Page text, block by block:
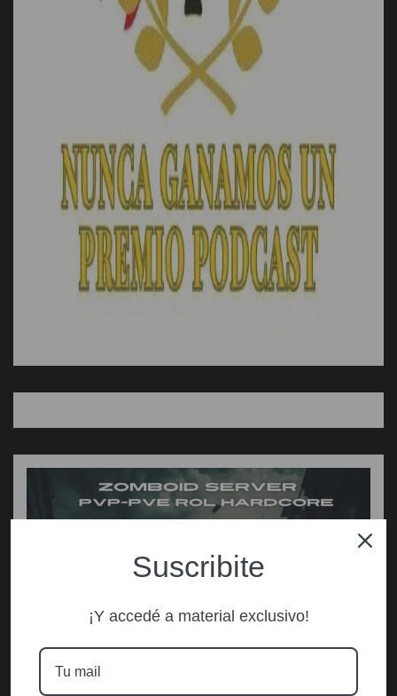
Suscribite
¡Y accedé a material exclusivo!